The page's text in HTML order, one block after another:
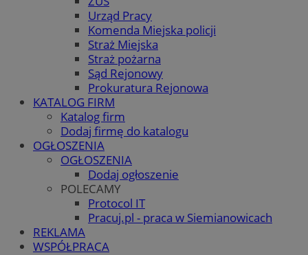
Urząd Pracy
Komenda Miejska policji
Straż Miejska
Straż pożarna
Sąd Rejonowy
Prokuratura Rejonowa
KATALOG FIRM
Katalog firm
Dodaj firmę do katalogu
OGŁOSZENIA
OGŁOSZENIA
Dodaj ogłoszenie
POLECAMY
Protocol IT
Pracuj.pl - praca w Siemianowicach
REKLAMA
WSPÓŁPRACA